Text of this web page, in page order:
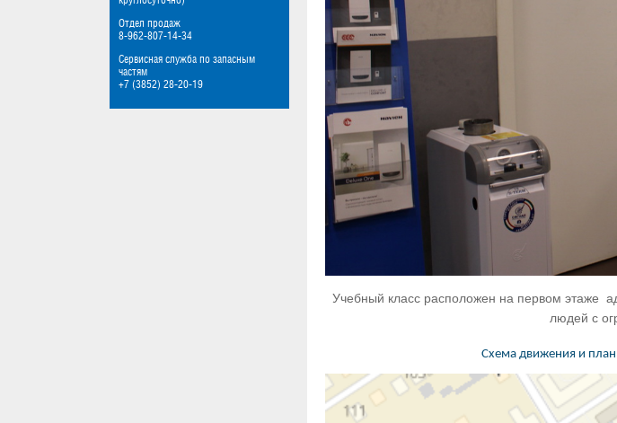
Отдел продаж
8-962-807-14-34
Сервисная служба по запасным
частям
+7 (3852) 28-20-19
Учебный класс расположен на первом этаже
людей с
Схема движения и план